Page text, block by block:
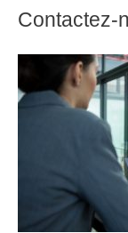
Contactez-